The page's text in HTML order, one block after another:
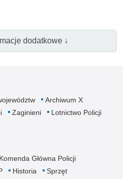
dodatkowe ↓
Archiwum X
Zaginieni
Lotnictwo Policji
Komenda Główna Policji
Historia
Sprzęt